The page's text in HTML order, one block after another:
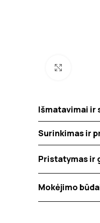
Išmatavimai ir
Surinkimas ir
Pristatymas ir
Mokėjimo